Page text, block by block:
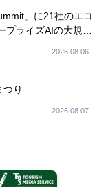
」に21社のエコ
ライズAIの大規模
2026.08.06
り
2026.08.07